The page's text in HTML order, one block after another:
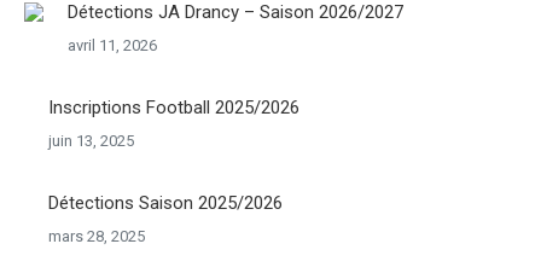
Détections JA Drancy – Saison 2026/2027
avril 11, 2026
Inscriptions Football 2025/2026
juin 13, 2025
Détections Saison 2025/2026
mars 28, 2025